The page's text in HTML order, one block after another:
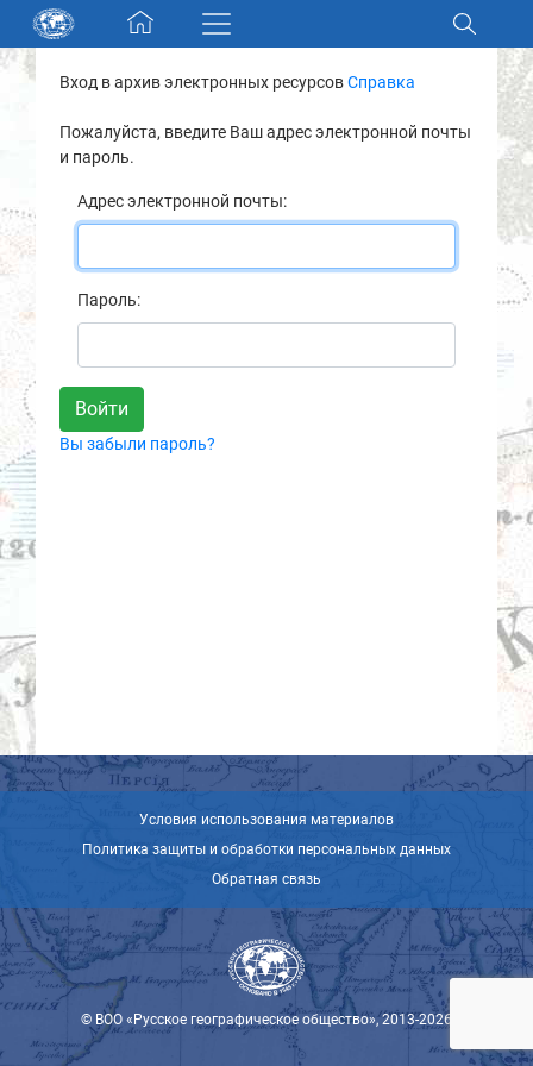
Skip navigation
Разделы и коллекции
Электронный каталог
Новости
О нас
Контакты
Партнеры
Вход в архив электронных ресурсовСправка
Пожалуйста, введите Ваш адрес электронной почты
и пароль.
Адрес электронной почты:
Пароль:
Вы забыли пароль?
Условия использования материалов
Политика защиты и обработки персональных данных
Обратная связь
© ВОО «Русское географическое общество», 2013-2026